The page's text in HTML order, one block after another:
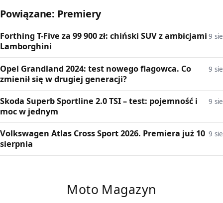
Powiązane: Premiery
Forthing T-Five za 99 900 zł: chiński SUV z ambicjami
Lamborghini
9 sie
Opel Grandland 2024: test nowego flagowca. Co
zmienił się w drugiej generacji?
9 sie
Skoda Superb Sportline 2.0 TSI – test: pojemność i
moc w jednym
9 sie
Volkswagen Atlas Cross Sport 2026. Premiera już 10
sierpnia
9 sie
Moto Magazyn